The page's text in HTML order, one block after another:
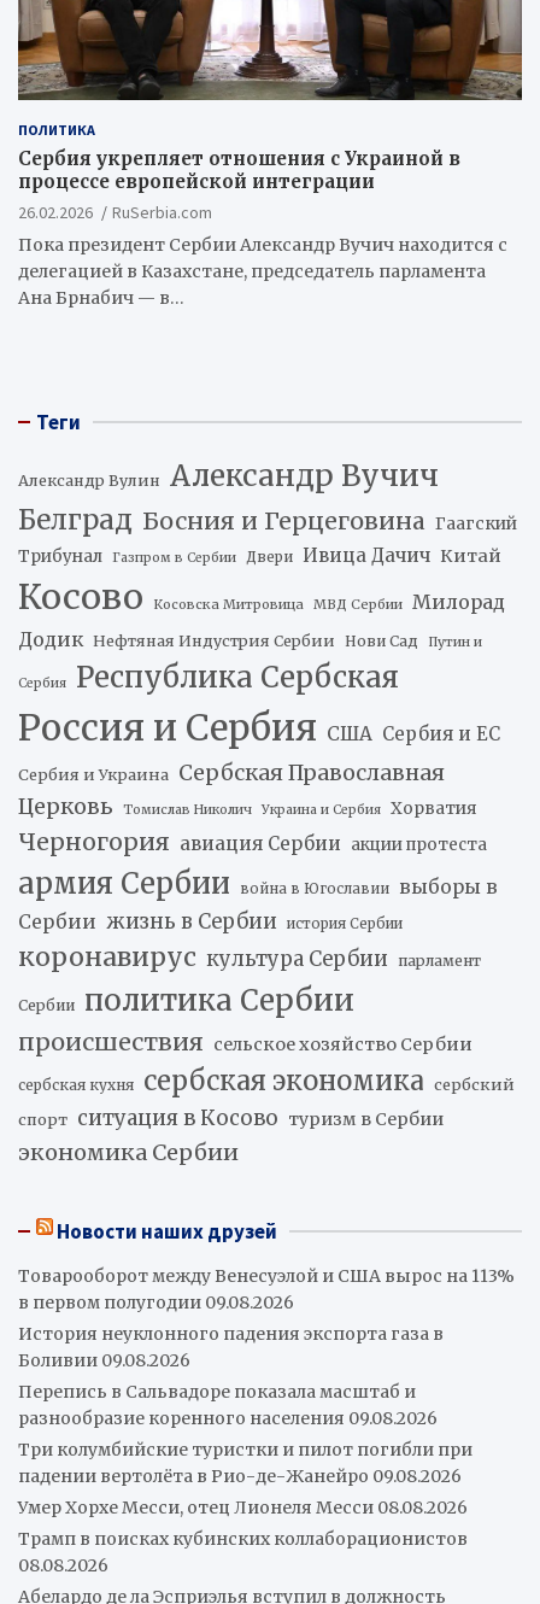
ПОЛИТИКА
Сербия укрепляет отношения с Украиной в
процессе европейской интеграции
26.02.2026
RuSerbia.com
Пока президент Сербии Александр Вучич находится с
делегацией в Казахстане, председатель парламента
Ана Брнабич — в…
Теги
Александр Вулин Александр Вучич
Белград Босния и Герцеговина Гаагский
Трибунал
Газпром в Сербии Двери Ивица Дачич Китай
Косово Косовска Митровица МВД Сербии
Милорад
Додик Нефтяная Индустрия Сербии Нови Сад Путин и
Сербия Республика Сербская
Россия и Сербия США Сербия и ЕС
Сербия и Украина Сербская Православная
Церковь
Томислав Николич Украина и Сербия Хорватия
Черногория авиация Сербии акции протеста
армия Сербии война в Югославии
выборы в
Сербии жизнь в Сербии история Сербии
коронавирус культура Сербии парламент
Сербии политика Сербии
происшествия сельское хозяйство Сербии
сербская кухня сербская экономика сербский
спорт ситуация в Косово туризм в Сербии
экономика Сербии
Новости наших друзей
Товарооборот между Венесуэлой и США вырос на 113%
в первом полугодии 09.08.2026
История неуклонного падения экспорта газа в
Боливии 09.08.2026
Перепись в Сальвадоре показала масштаб и
разнообразие коренного населения 09.08.2026
Три колумбийские туристки и пилот погибли при
падении вертолёта в Рио-де-Жанейро 09.08.2026
Умер Хорхе Месси, отец Лионеля Месси 08.08.2026
Трамп в поисках кубинских коллаборационистов
08.08.2026
Абелардо де ла Эсприэлья вступил в должность